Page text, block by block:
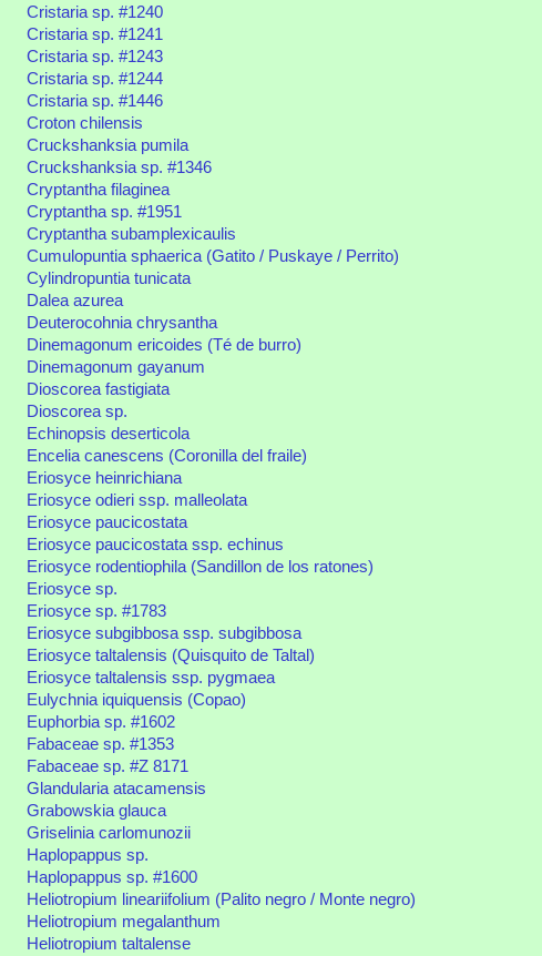
Cristaria sp. #1240
Cristaria sp. #1241
Cristaria sp. #1243
Cristaria sp. #1244
Cristaria sp. #1446
Croton chilensis
Cruckshanksia pumila
Cruckshanksia sp. #1346
Cryptantha filaginea
Cryptantha sp. #1951
Cryptantha subamplexicaulis
Cumulopuntia sphaerica (Gatito / Puskaye / Perrito)
Cylindropuntia tunicata
Dalea azurea
Deuterocohnia chrysantha
Dinemagonum ericoides (Té de burro)
Dinemagonum gayanum
Dioscorea fastigiata
Dioscorea sp.
Echinopsis deserticola
Encelia canescens (Coronilla del fraile)
Eriosyce heinrichiana
Eriosyce odieri ssp. malleolata
Eriosyce paucicostata
Eriosyce paucicostata ssp. echinus
Eriosyce rodentiophila (Sandillon de los ratones)
Eriosyce sp.
Eriosyce sp. #1783
Eriosyce subgibbosa ssp. subgibbosa
Eriosyce taltalensis (Quisquito de Taltal)
Eriosyce taltalensis ssp. pygmaea
Eulychnia iquiquensis (Copao)
Euphorbia sp. #1602
Fabaceae sp. #1353
Fabaceae sp. #Z 8171
Glandularia atacamensis
Grabowskia glauca
Griselinia carlomunozii
Haplopappus sp.
Haplopappus sp. #1600
Heliotropium lineariifolium (Palito negro / Monte negro)
Heliotropium megalanthum
Heliotropium taltalense